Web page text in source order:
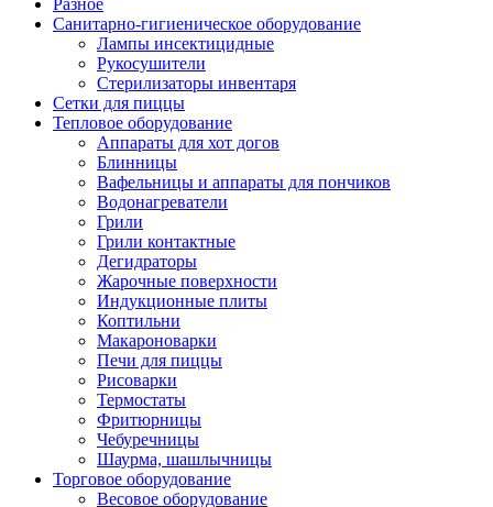
Санитарно-гигиеническое оборудование
Лампы инсектицидные
Рукосушители
Стерилизаторы инвентаря
Сетки для пиццы
Тепловое оборудование
Аппараты для хот догов
Блинницы
Вафельницы и аппараты для пончиков
Водонагреватели
Грили
Грили контактные
Дегидраторы
Жарочные поверхности
Индукционные плиты
Коптильни
Макароноварки
Печи для пиццы
Рисоварки
Термостаты
Фритюрницы
Чебуречницы
Шаурма, шашлычницы
Торговое оборудование
Весовое оборудование